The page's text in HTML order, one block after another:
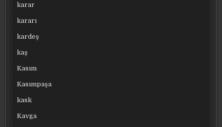
karar
kararı
kardeş
kaş
Kasım
Kasımpaşa
kask
Kavga